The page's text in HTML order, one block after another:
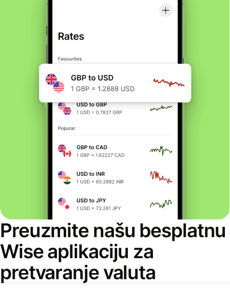
Preuzmite našu besplatnu
Wise aplikaciju za
pretvaranje valuta